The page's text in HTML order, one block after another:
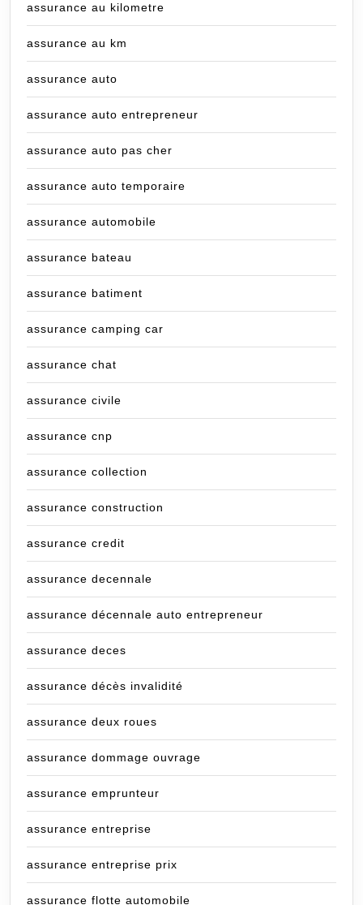
assurance au kilometre
assurance au km
assurance auto
assurance auto entrepreneur
assurance auto pas cher
assurance auto temporaire
assurance automobile
assurance bateau
assurance batiment
assurance camping car
assurance chat
assurance civile
assurance cnp
assurance collection
assurance construction
assurance credit
assurance decennale
assurance décennale auto entrepreneur
assurance deces
assurance décès invalidité
assurance deux roues
assurance dommage ouvrage
assurance emprunteur
assurance entreprise
assurance entreprise prix
assurance flotte automobile